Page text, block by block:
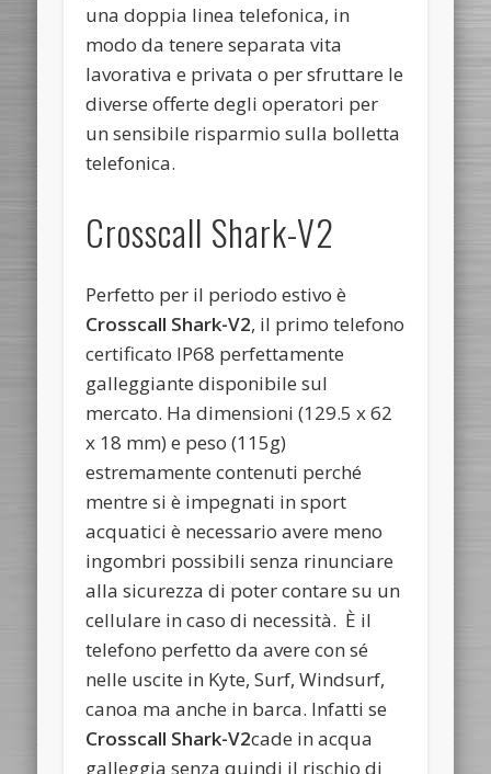
una doppia linea telefonica, in
modo da tenere separata vita
lavorativa e privata o per sfruttare le
diverse offerte degli operatori per
un sensibile risparmio sulla bolletta
telefonica.
Crosscall Shark-V2
Perfetto per il periodo estivo è
Crosscall Shark-V2, il primo telefono
certificato IP68 perfettamente
galleggiante disponibile sul
mercato. Ha dimensioni (129.5 x 62
x 18 mm) e peso (115g)
estremamente contenuti perché
mentre si è impegnati in sport
acquatici è necessario avere meno
ingombri possibili senza rinunciare
alla sicurezza di poter contare su un
cellulare in caso di necessità. È il
telefono perfetto da avere con sé
nelle uscite in Kyte, Surf, Windsurf,
canoa ma anche in barca. Infatti se
Crosscall Shark-V2cade in acqua
galleggia senza quindi il rischio di